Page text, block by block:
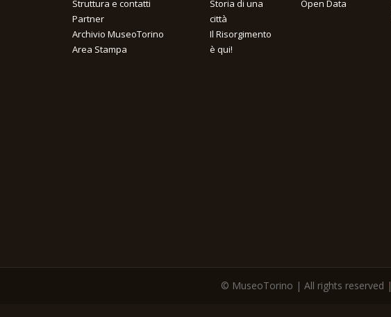
Struttura e contatti
Partner
Archivio MuseoTorino
Area Stampa
Storia di una
città
Il Risorgimento
è qui!
Open Data
© MuseoTorino | All rights reserved |